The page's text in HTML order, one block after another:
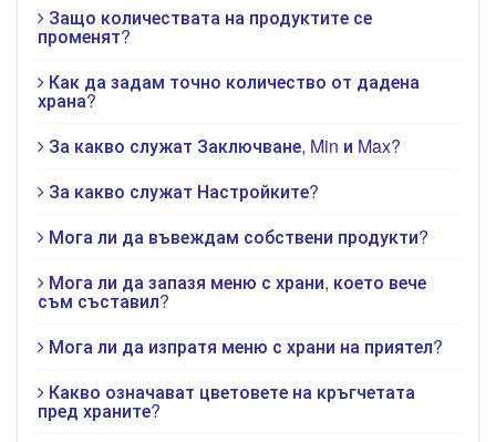
Защо количествата на продуктите се
променят?
Как да задам точно количество от дадена
храна?
За какво служат Заключване, Min и Max?
За какво служат Настройките?
Мога ли да въвеждам собствени продукти?
Мога ли да запазя меню с храни, което вече
съм съставил?
Мога ли да изпратя меню с храни на приятел?
Какво означават цветовете на кръгчетата
пред храните?